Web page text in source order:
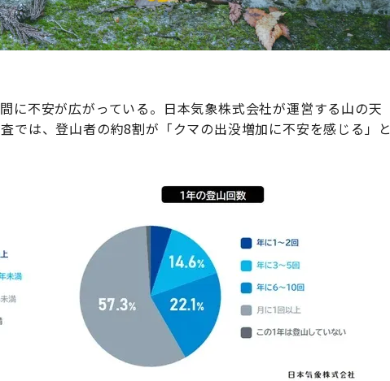
に不安が広がっている。日本気象株式会社が運営する山の天
では、登山者の約8割が「クマの出没増加に不安を感じる」と